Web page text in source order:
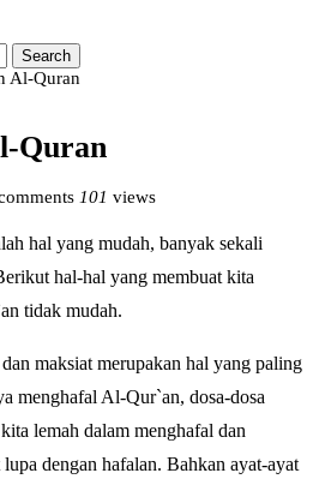
Search
Al-Quran
Quran
101 views
hal yang mudah, banyak sekali
hal-hal yang membuat kita
tidak mudah.
maksiat merupakan hal yang paling
menghafal Al-Qur`an, dosa-dosa
lemah dalam menghafal dan
dengan hafalan. Bahkan ayat-ayat